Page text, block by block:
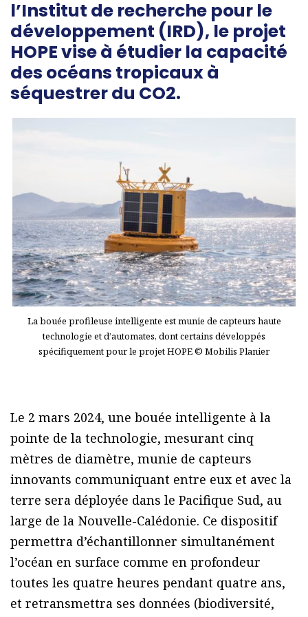
l’Institut de recherche pour le
développement (IRD), le projet
HOPE vise à étudier la capacité
des océans tropicaux à
séquestrer du CO2.
La bouée profileuse intelligente est munie de capteurs haute
technologie et d’automates, dont certains développés
spécifiquement pour le projet HOPE © Mobilis Planier
Le 2 mars 2024, une bouée intelligente à la
pointe de la technologie, mesurant cinq
mètres de diamètre, munie de capteurs
innovants communiquant entre eux et avec la
terre sera déployée dans le Pacifique Sud, au
large de la Nouvelle-Calédonie. Ce dispositif
permettra d’échantillonner simultanément
l’océan en surface comme en profondeur
toutes les quatre heures pendant quatre ans,
et retransmettra ses données (biodiversité,